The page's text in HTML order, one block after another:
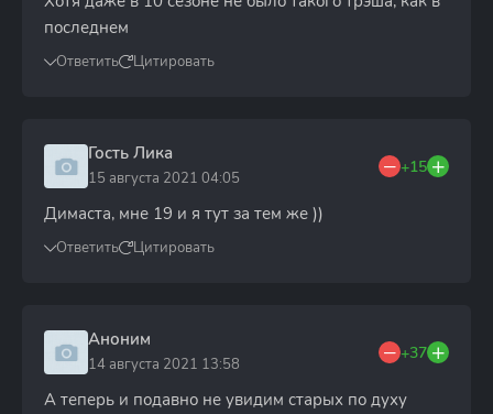
последнем
Ответить Цитировать
Гость Лика
15 августа 2021 04:05
+15
Димаста, мне 19 и я тут за тем же ))
Ответить Цитировать
Аноним
14 августа 2021 13:58
+37
А теперь и подавно не увидим старых по духу